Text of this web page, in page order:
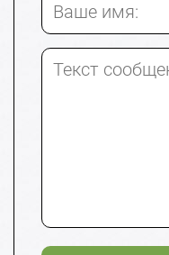
Ваше имя:
Текст